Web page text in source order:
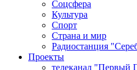
Соцсфера
Культура
Спорт
Страна и мир
Радиостанция
Проекты
телеканал "Первый